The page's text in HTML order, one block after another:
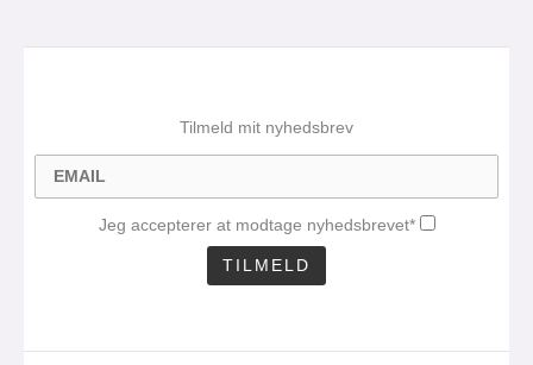
Tilmeld mit nyhedsbrev
Jeg accepterer at modtage nyhedsbrevet*